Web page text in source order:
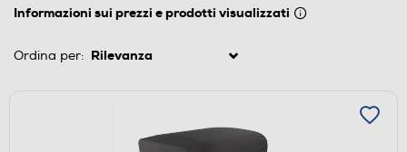
Informazioni sui prezzi e prodotti visualizzati
Ordina per: